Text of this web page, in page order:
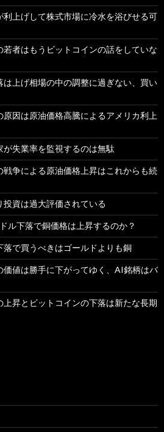
利上げして株式市場に冷水を浴びせる可
者はもうビットコインの話をしていな
は上げ相場の中の調整に過ぎない、買い
因は原油価格高騰によるアメリカ利上
が失業率を監視するのは無駄
戦争による原油価格上昇はこれからも続
投資は過大評価されている
ル下落で銅価格は上昇するのか？
落で買うべきはゴールドよりも銅
価値は勝手に下がってゆく、AI銘柄はバ
昇とビットコインの下落は新たな長期